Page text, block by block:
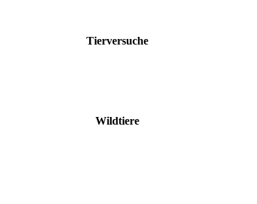
Tierversuche
Wildtiere